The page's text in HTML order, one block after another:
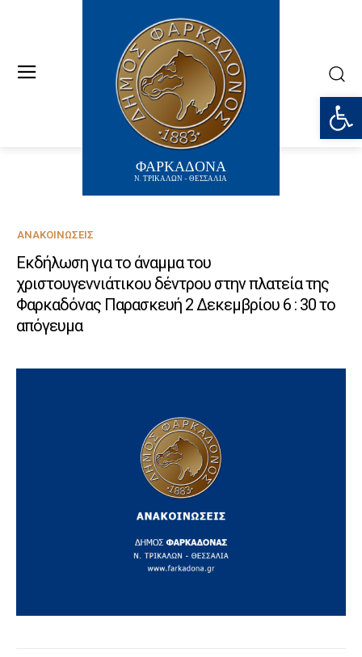
ΦΑΡΚΑΔΟΝΑ
Ν. ΤΡΙΚΑΛΩΝ - ΘΕΣΣΑΛΙΑ
ΑΝΑΚΟΙΝΏΣΕΙΣ
Εκδήλωση για το άναμμα του
χριστουγεννιάτικου δέντρου στην πλατεία της
Φαρκαδόνας Παρασκευή 2 Δεκεμβρίου 6 : 30 το
απόγευμα